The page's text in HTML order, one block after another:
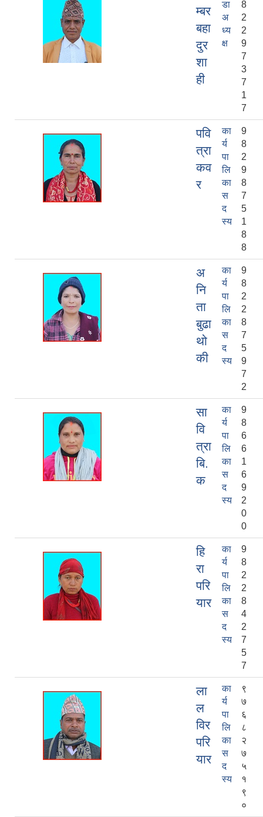
म्बर
बहा
दुर
शा
ही
डा
अ
ध्य
क्ष
8
2
2
9
7
3
7
1
7
पवि
त्रा
कव
र
का
र्य
पा
लि
का
स
द
स्य
9
8
2
9
8
7
5
1
8
8
अ
नि
ता
बुढा
थो
की
का
र्य
पा
लि
का
स
द
स्य
9
8
2
2
8
7
5
9
7
2
सा
वि
त्रा
बि.
क
का
र्य
पा
लि
का
स
द
स्य
9
8
6
6
1
6
9
2
0
0
हि
रा
परि
यार
का
र्य
पा
लि
का
स
द
स्य
9
8
2
2
8
4
2
7
5
7
ला
ल
विर
परि
यार
का
र्य
पा
लि
का
स
द
स्य
९
७
६
८
२
७
५
१
९
०